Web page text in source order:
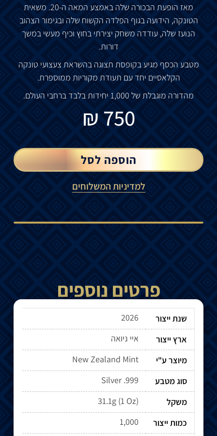
מאז הופעת הבכורה שלה באמצע המאה ה-20. משאית
הטונקה, הידועה בגוף הפלדה הקשוח שלה ובגימור הצהוב
הנועז שלה, עודדה משחק יצירתי בחוץ וכיף מעשי במשך
דורות.
מטבע הכסף מגיעבקופסת תצוגה בהשראת צעצועי טונקה
הקלאסיים יחד עם תעודת מקוריות ממוספרת.
מהדורה מוגבלת של 1,000 יחידות בלבד ברחבי העולם.
750
₪
הוספה לסל
למדיניות המשלוחים
פרטים נוספים
שנת ייצור
2026
ארץ ייצור
איי ניואה
מיוצר ע"י
New Zealand Mint
סוג מטבע
Silver .999
משקל
31.1g (1 Oz)
כמות ייצור
1,000